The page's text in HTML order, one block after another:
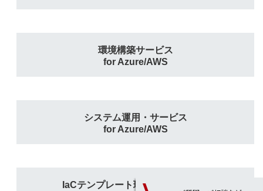
環境構築サービス
for Azure/AWS
システム運用・サービス
for Azure/AWS
IaCテンプレート環境提供サービス